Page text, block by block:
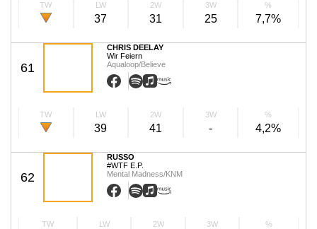
TW LW
37
2W
31
3W
25
%
7,7%
61
CHRIS DEELAY
Wir Feiern
Aqualoop/Believe
TW LW
39
2W
41
3W
-
%
4,2%
62
RUSSO
#WTF E.P.
Mental Madness/KNM
TW LW 2W 3W %